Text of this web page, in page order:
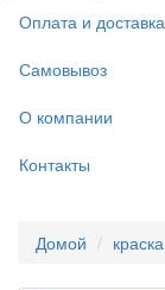
Оплата и доставка
Самовывоз
О компании
Контакты
Домой краска